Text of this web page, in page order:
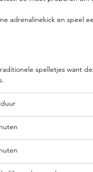
adrenalinekick en speel
spelletjes want